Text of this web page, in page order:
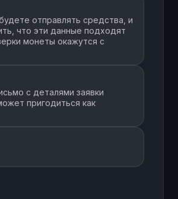
отправлять средства, и
что эти данные подходят
монеты окажутся с
с деталями заявки
пригодиться как